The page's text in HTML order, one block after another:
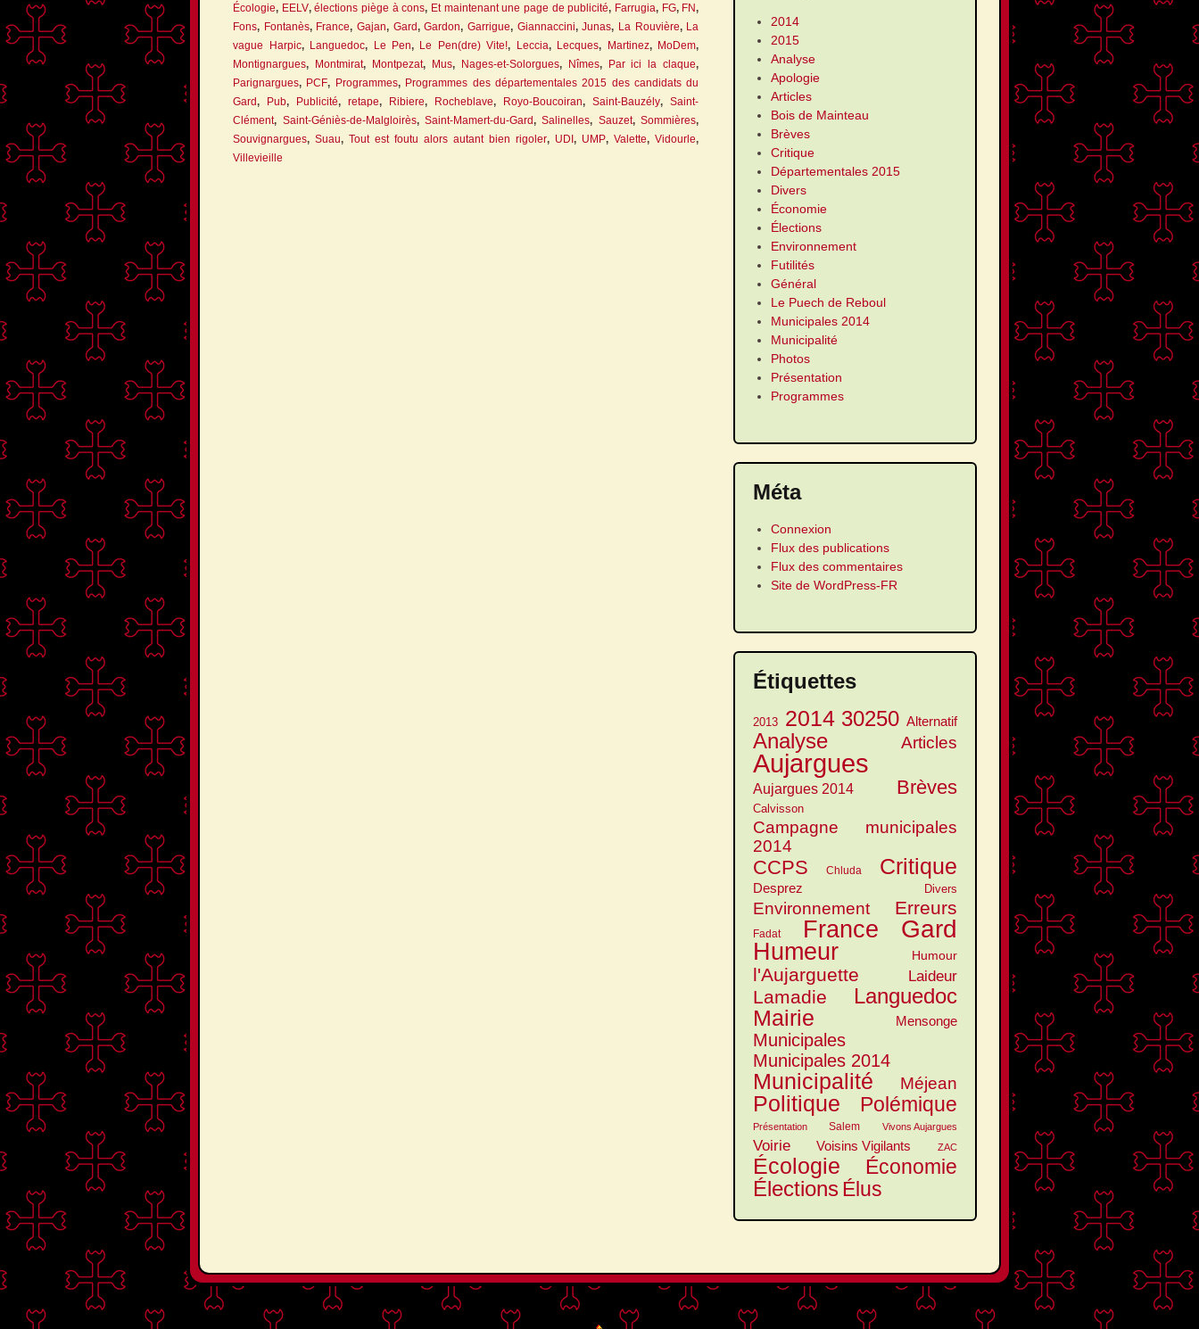
Écologie, EELV,élections piège à cons, Et maintenant une page de publicité, Farrugia, FG, FN,
Fons, Fontanès, France,Gajan, Gard,Gardon,Garrigue, Giannaccini,Junas, La Rouvière, La
vague Harpic, Languedoc, Le Pen, Le Pen(dre) Vite!, Leccia, Lecques, Martinez, MoDem,
Montignargues, Montmirat, Montpezat, Mus, Nages-et-Solorgues, Nîmes, Par ici la claque,
Parignargues, PCF, Programmes, Programmes des départementales 2015 des candidats du
Gard, Pub, Publicité,retape, Ribiere, Rocheblave, Royo-Boucoiran,Saint-Bauzély,Saint-
Clément, Saint-Géniès-de-Malgloirès, Saint-Mamert-du-Gard,Salinelles, Sauzet,Sommières,
Souvignargues,Suau,Tout est foutu alors autant bien rigoler, UDI, UMP,Valette,Vidourle,
Villevieille
2014
2015
Analyse
Apologie
Articles
Bois de Mainteau
Brèves
Critique
Départementales 2015
Divers
Économie
Élections
Environnement
Futilités
Général
Le Puech de Reboul
Municipales 2014
Municipalité
Photos
Présentation
Programmes
Méta
Connexion
Flux des publications
Flux des commentaires
Site de WordPress-FR
Étiquettes
2013 2014 30250 Alternatif
Analyse Articles
Aujargues
Aujargues 2014 Brèves
Calvisson
Campagne municipales
2014
CCPS Chluda Critique
Desprez Divers
Environnement Erreurs
Fadat France Gard
Humeur Humour
l'Aujarguette Laideur
Lamadie Languedoc
Mairie Mensonge
Municipales
Municipales 2014
Municipalité Méjean
Politique Polémique
Présentation Salem Vivons Aujargues
Voirie Voisins Vigilants ZAC
Écologie Économie
Élections Élus